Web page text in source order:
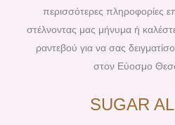
περισσότερες πληροφορίες
στέλνοντας μας μήνυμα ή
ραντεβού για να σας
στον Εύοσμο
SUGAR